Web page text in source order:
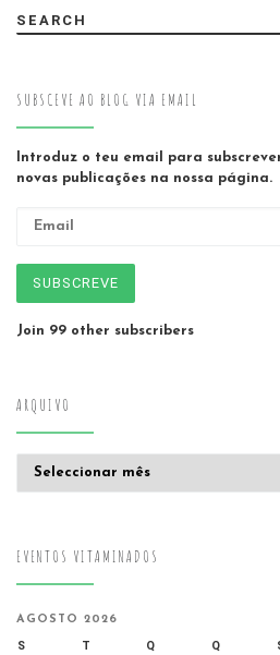
SEARCH
SUBSCEVE AO BLOG VIA EMAIL
Introduz o teu email para
novas publicações na nossa página.
SUBSCREVE
Join 99 other subscribers
ARQUIVO
EVENTOS VITAMINADOS
AGOSTO 2026
S T Q Q